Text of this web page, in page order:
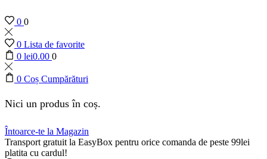
0 0
0 Lista de favorite
0 lei0.00 0
0 Coș Cumpărături
Nici un produs în coș.
Întoarce-te la Magazin
Transport gratuit la EasyBox pentru orice comanda de peste 99lei
platita cu cardul!